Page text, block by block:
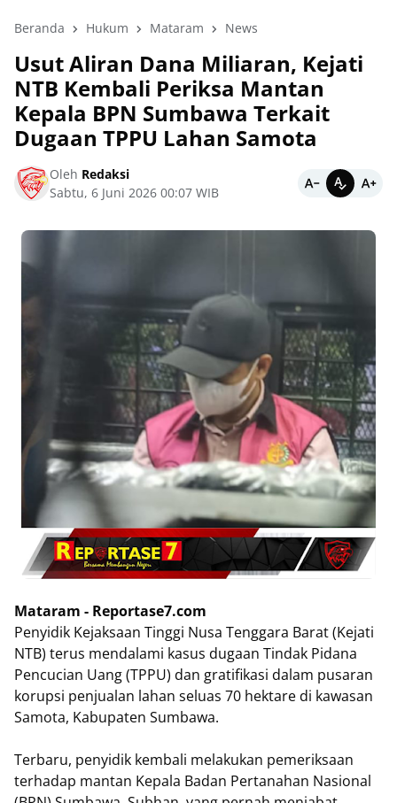
Beranda Hukum Mataram News
Usut Aliran Dana Miliaran, Kejati
NTB Kembali Periksa Mantan
Kepala BPN Sumbawa Terkait
Dugaan TPPU Lahan Samota
Oleh Redaksi
Sabtu, 6 Juni 2026 00:07 WIB
Mataram - Reportase7.com
Penyidik Kejaksaan Tinggi Nusa Tenggara Barat (Kejati
NTB) terus mendalami kasus dugaan Tindak Pidana
Pencucian Uang (TPPU) dan gratifikasi dalam pusaran
korupsi penjualan lahan seluas 70 hektare di kawasan
Samota, Kabupaten Sumbawa.
Terbaru, penyidik kembali melakukan pemeriksaan
terhadap mantan Kepala Badan Pertanahan Nasional